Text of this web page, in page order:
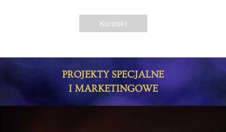
PROJEKTY SPECJALNE
I MARKETINGOWE
Kontakt